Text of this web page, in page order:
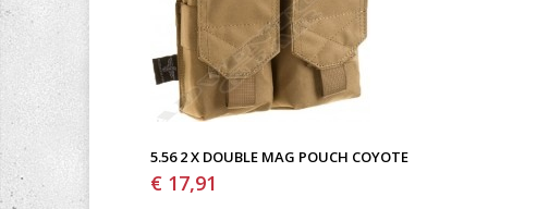
5.56 2 X DOUBLE MAG POUCH COYOTE
€ 17,91